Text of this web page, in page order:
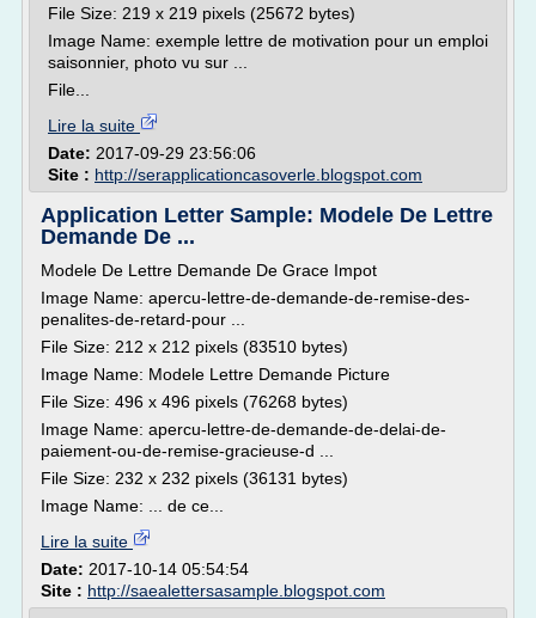
File Size: 219 x 219 pixels (25672 bytes)
Image Name: exemple lettre de motivation pour un emploi
saisonnier, photo vu sur ...
File...
Lire la suite
Date: 2017-09-29 23:56:06
Site : http://serapplicationcasoverle.blogspot.com
Application Letter Sample: Modele De Lettre
Demande De ...
Modele De Lettre Demande De Grace Impot
Image Name: apercu-lettre-de-demande-de-remise-des-
penalites-de-retard-pour ...
File Size: 212 x 212 pixels (83510 bytes)
Image Name: Modele Lettre Demande Picture
File Size: 496 x 496 pixels (76268 bytes)
Image Name: apercu-lettre-de-demande-de-delai-de-
paiement-ou-de-remise-gracieuse-d ...
File Size: 232 x 232 pixels (36131 bytes)
Image Name: ... de ce...
Lire la suite
Date: 2017-10-14 05:54:54
Site : http://saealettersasample.blogspot.com